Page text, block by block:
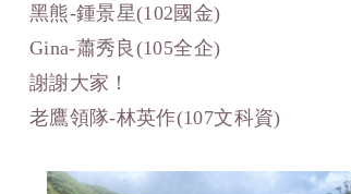
黑熊-鍾景星(102國金)
Gina-蕭秀良(105全企)
謝謝大家！
老鷹領隊-林英作(107文科資)